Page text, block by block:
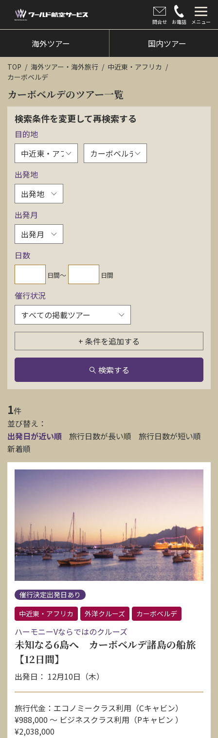
問合せ お電話 メニュー
海外ツアー
国内ツアー
クルーズツアー
ツアー催行状況
旅のひろば
イベント
新着情報
会社情報
海外ツアー 国内ツアー
TOP 海外ツアー・海外旅行
中近東・アフリカ
カーボベルデ
カーボベルデのツアー一覧
検索条件を変更して再検索する
目的地
出発地
出発月
日数
日間〜 日間
催行状況
+ 条件を追加する
検索する
1件
並び替え：
出発日が近い順
旅行日数が長い順
旅行日数が短い順
新着順
催行決定出発日あり
中近東・アフリカ
外洋クルーズ カーボベルデ
ハーモニーVならではのクルーズ
未知なる6島へ カーボベルデ諸島の船旅
【12日間】
出発日： 12月10日（木）
旅行代金：エコノミークラス利用（Cキャビン）
¥988,000 〜 ビジネスクラス利用（Pキャビン ）
¥2,038,000